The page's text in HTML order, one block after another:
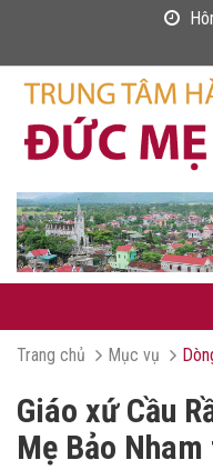
Trang chủ Mục vụ
Giáo xứ Cầu
Mẹ Bảo